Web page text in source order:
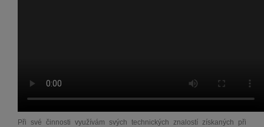
Při své činnosti využívám svých technických znalostí získaných při